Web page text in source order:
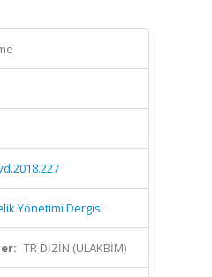
Yönetimi Dergisi
TR DİZİN (ULAKBİM)